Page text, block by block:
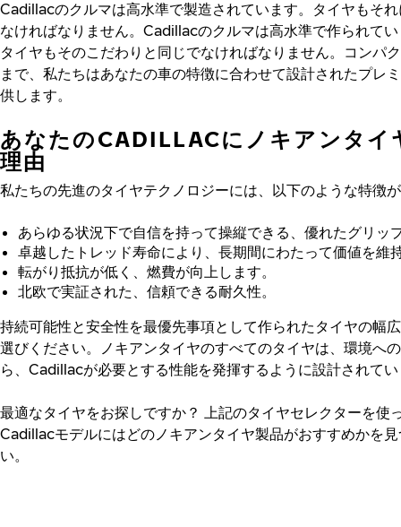
Cadillacのクルマは高水準で製造されています。タイヤもそ
なければなりません。Cadillacのクルマは高水準で作られて
タイヤもそのこだわりと同じでなければなりません。コンパ
まで、私たちはあなたの車の特徴に合わせて設計されたプレ
供します。
あなたのCADILLACにノキアンタイ
理由
私たちの先進のタイヤテクノロジーには、以下のような特徴
あらゆる状況下で自信を持って操縦できる、優れたグリッ
卓越したトレッド寿命により、長期間にわたって価値を維
転がり抵抗が低く、燃費が向上します。
北欧で実証された、信頼できる耐久性。
持続可能性と安全性を最優先事項として作られたタイヤの幅
選びください。ノキアンタイヤのすべてのタイヤは、環境へ
ら、Cadillacが必要とする性能を発揮するように設計されて
最適なタイヤをお探しですか？
上記のタイヤセレクターを使
Cadillacモデルにはどのノキアンタイヤ製品がおすすめかを
い。